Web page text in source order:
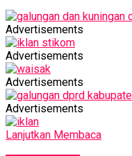
Advertisements
Advertisements
Advertisements
Advertisements
Lanjutkan Membaca